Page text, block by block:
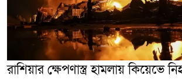
রাশিয়ার ক্ষেপণাস্ত্র হামলায় কিয়েভে